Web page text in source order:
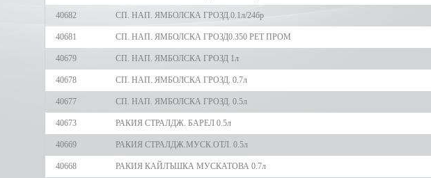
40682 СП. НАП. ЯМБОЛСКА ГРОЗД.0.1л/24бр
40681 СП. НАП. ЯМБОЛСКА ГРОЗД0.350 РЕТ ПРОМ
40679 СП. НАП. ЯМБОЛСКА ГРОЗД 1л
40678 СП. НАП. ЯМБОЛСКА ГРОЗД. 0.7л
40677 СП. НАП. ЯМБОЛСКА ГРОЗД. 0.5л
40673 РАКИЯ СТРАЛДЖ. БАРЕЛ 0.5л
40669 РАКИЯ СТРАЛДЖ.МУСК.ОТЛ. 0.5л
40668 РАКИЯ КАЙЛЪШКА МУСКАТОВА 0.7л